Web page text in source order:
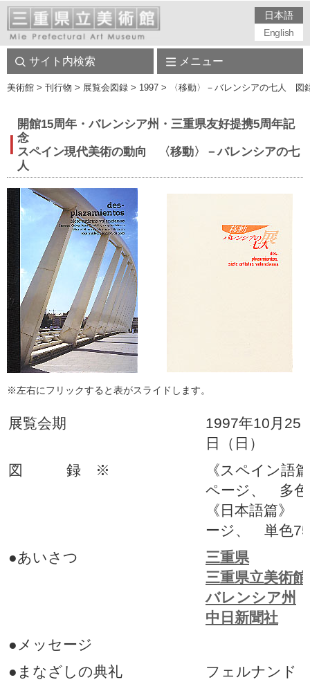
日本語
English
サイト内検索 メニュー
美術館 > 刊行物 > 展覧会図録 > 1997 > 〈移動〉－バレンシアの七人 図
開館15周年・バレンシア州・三重県友好提携5周年記
念
スペイン現代美術の動向 〈移動〉－バレンシアの七
人
※左右にフリックすると表がスライドします。
展覧会期
1997年10月25
日（日）
図 録 ※
《スペイン語
ページ、 多色
《日本語篇
ージ、 単色
●あいさつ
三重県
三重県立美術館
バレンシア州
中日新聞社
●メッセージ
●まなざしの典礼
フェルナンド